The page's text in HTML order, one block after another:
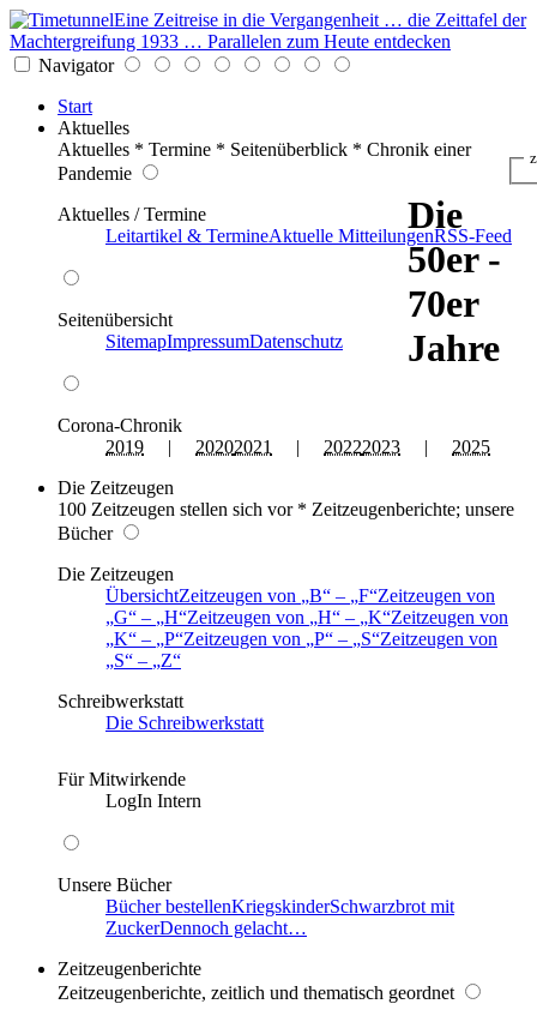
Eine Zeitreise in die Vergangenheit … die Zeittafel der
Machtergreifung 1933 … Parallelen zum Heute entdecken
Navigator
Start
Aktuelles
Aktuelles * Termine * Seitenüberblick * Chronik einer
Pandemie
Aktuelles / Termine
Leitartikel & TermineAktuelle MitteilungenRSS-Feed
Seitenübersicht
SitemapImpressumDatenschutz
Corona-Chronik
2019 | 20202021 | 20222023 | 2025
Die Zeitzeugen
100 Zeitzeugen stellen sich vor * Zeitzeugenberichte; unsere
Bücher
Die Zeitzeugen
ÜbersichtZeitzeugen von B – F Zeitzeugen von
G
– H Zeitzeugen von H – K Zeitzeugen von
K
– P Zeitzeugen von P – S Zeitzeugen von
S
–
Z
Schreibwerkstatt
Die Schreibwerkstatt
Für Mitwirkende
LogIn Intern
Unsere Bücher
Bücher bestellenKriegskinderSchwarzbrot mit
ZuckerDennoch gelacht…
Zeitzeugenberichte
Zeitzeugenberichte, zeitlich und thematisch geordnet
Die
50er -
70er
Jahre